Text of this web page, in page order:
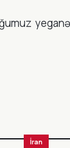
İran